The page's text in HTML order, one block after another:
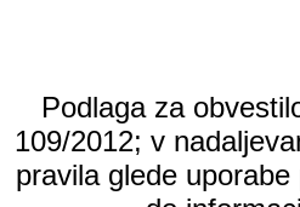
Podlaga za
109/2012; v
pravila glede